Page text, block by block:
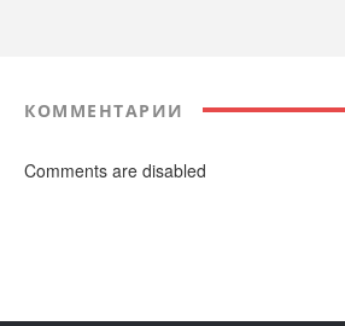
КОММЕНТАРИИ
Comments are disabled